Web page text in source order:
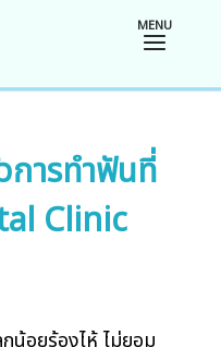
ารทำฟันที่
Clinic
อยร้องไห้ ไม่ยอม